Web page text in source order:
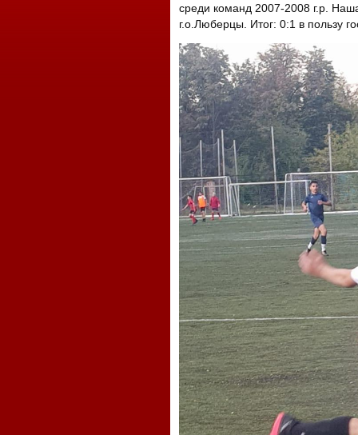
среди команд 2007-2008 г.р.
г.о.Люберцы. Итог: 0:1 в пользу